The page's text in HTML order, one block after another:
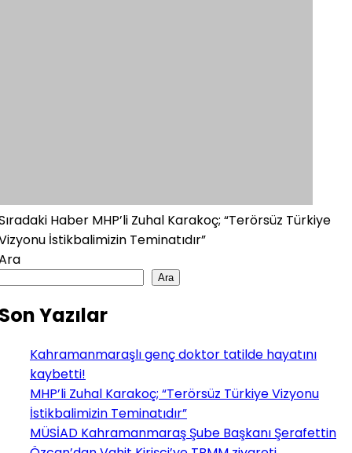
Haber MHP’li Zuhal Karakoç; “Terörsüz Türkiye
İstikbalimizin Teminatıdır”
Ara
Yazılar
Kahramanmaraşlı genç doktor tatilde hayatını
kaybetti!
MHP’li Zuhal Karakoç; “Terörsüz Türkiye Vizyonu
İstikbalimizin Teminatıdır”
MÜSİAD Kahramanmaraş Şube Başkanı Şerafettin